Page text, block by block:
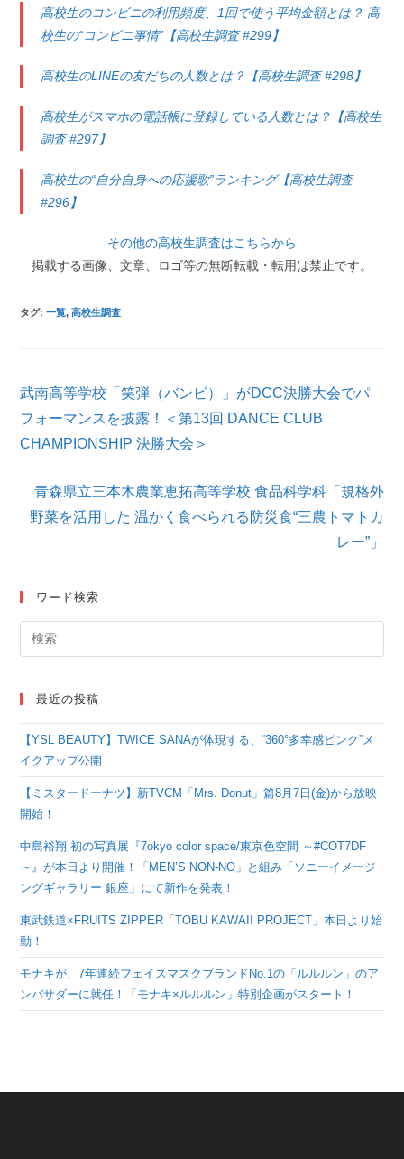
高校生のコンビニの利用頻度、1回で使う平均金額とは？ 高
校生の“コンビニ事情”【高校生調査 #299】
高校生のLINEの友だちの人数とは？【高校生調査 #298】
高校生がスマホの電話帳に登録している人数とは？【高校生
調査 #297】
高校生の“自分自身への応援歌”ランキング【高校生調査
#296】
その他の高校生調査はこちらから
掲載する画像、文章、ロゴ等の無断転載・転用は禁止です。
タグ:一覧, 高校生調査
そ
の
他
の
記
む
武南高等学校「笑弾（バンビ）」がDCC決勝大会でパ
フォーマンスを披露！＜第13回 DANCE CLUB
CHAMPIONSHIP 決勝大会＞
青森県立三本木農業恵拓高等学校 食品科学科「規格外
野菜を活用した 温かく食べられる防災食“三農トマトカ
レー”」
ワード検索
最近の投稿
【YSL BEAUTY】TWICE SANAが体現する、“360°多幸感ピンク”メ
イクアップ公開
【ミスタードーナツ】新TVCM「Mrs. Donut」篇8月7日(金)から放映
開始！
中島裕翔 初の写真展『7okyo color space/東京色空間 ～#COT7DF
～』が本日より開催！「MEN’S NON-NO」と組み「ソニーイメージ
ングギャラリー 銀座」にて新作を発表！
東武鉄道×FRUITS ZIPPER「TOBU KAWAII PROJECT」本日より始
動！
モナキが、7年連続フェイスマスクブランドNo.1の「ルルルン」のア
ンバサダーに就任！「モナキ×ルルルン」特別企画がスタート！